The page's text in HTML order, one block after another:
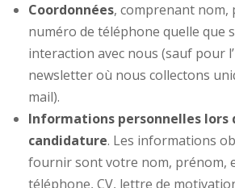
Coordonnées, comprenant nom,
numéro de téléphone quelle que
interaction avec nous (sauf pour
newsletter où nous collectons
mail).
Informations personnelles lors
candidature. Les informations
fournir sont votre nom, prénom,
téléphone, CV, lettre de